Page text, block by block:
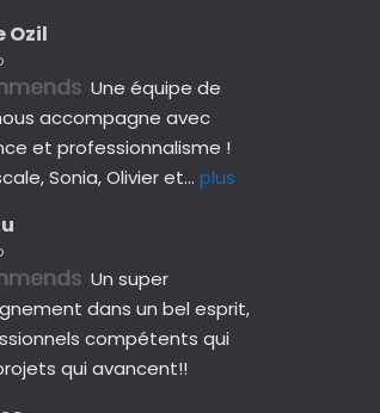
Ozil
Une équipe de
accompagne avec
et professionnalisme !
Sonia, Olivier et... plus
Un super
dans un bel esprit,
compétents qui
qui avancent!!